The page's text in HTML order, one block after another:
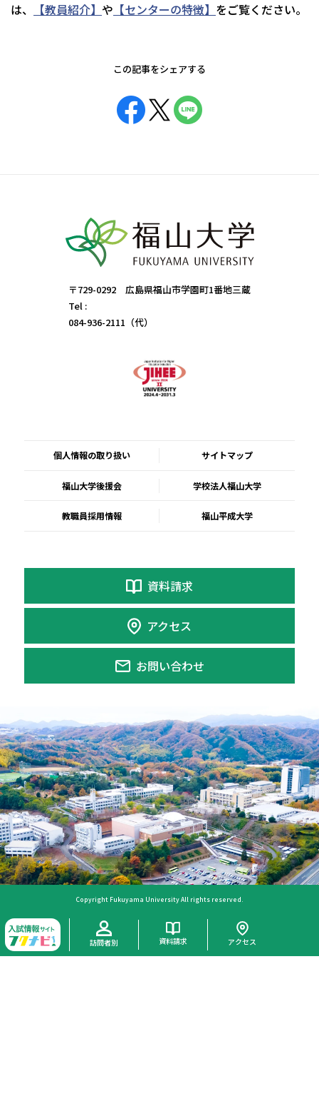
は、
【教員紹介】 や 【センターの特徴】 をご覧ください。
この記事をシェアする
〒729-0292 広島県福山市学園町1番地三蔵
Tel :
084-936-2111（代）
個人情報の取り扱い サイトマップ
福山大学後援会 学校法人福山大学
教職員採用情報 福山平成大学
資料請求
アクセス
お問い合わせ
Copyright Fukuyama University All rights reserved.
訪問者別 資料請求 アクセス